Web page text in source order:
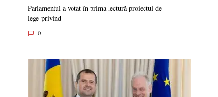
Parlamentul a votat în prima lectură proiectul de
lege privind
0